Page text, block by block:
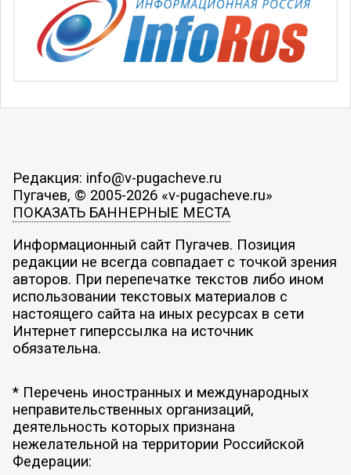
Редакция: info@v-pugacheve.ru
Пугачев, © 2005-2026 «v-pugacheve.ru»
ПОКАЗАТЬ БАННЕРНЫЕ МЕСТА
Информационный сайт Пугачев. Позиция
редакции не всегда совпадает с точкой зрения
авторов. При перепечатке текстов либо ином
использовании текстовых материалов с
настоящего сайта на иных ресурсах в сети
Интернет гиперссылка на источник
обязательна.
* Перечень иностранных и международных
неправительственных организаций,
деятельность которых признана
нежелательной на территории Российской
Федерации: